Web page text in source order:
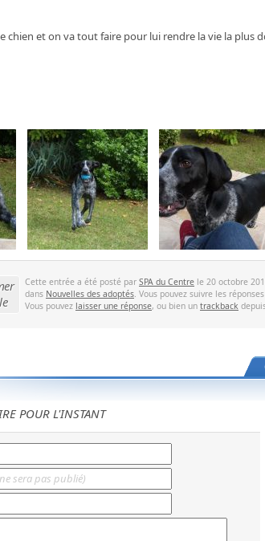
chien et on va tout faire pour lui rendre la vie la plus
Cette entrée a été posté par SPA du Centre le 20 octobre
dans Nouvelles des adoptés. Vous pouvez suivre les
Vous pouvez laisser une réponse, ou bien un trackback
POUR L'INSTANT